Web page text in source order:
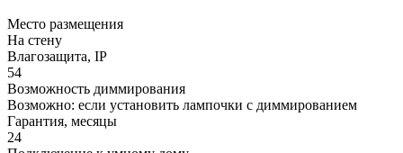
Место размещения
На стену
Влагозащита, IP
54
Возможность диммирования
Возможно: если установить лампочки с диммированием
Гарантия, месяцы
24